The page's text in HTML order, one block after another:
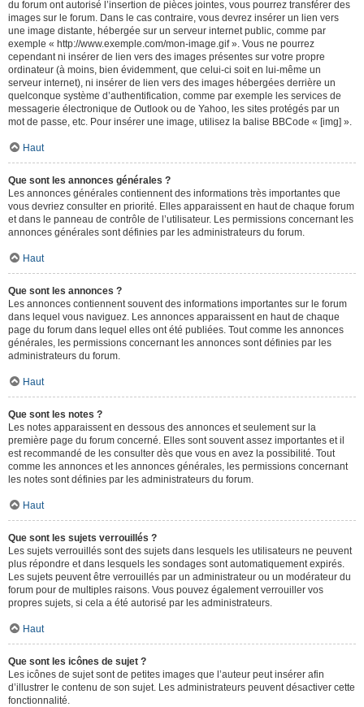
du forum ont autorisé l’insertion de pièces jointes, vous pourrez transférer des
images sur le forum. Dans le cas contraire, vous devrez insérer un lien vers
une image distante, hébergée sur un serveur internet public, comme par
exemple « http://www.exemple.com/mon-image.gif ». Vous ne pourrez
cependant ni insérer de lien vers des images présentes sur votre propre
ordinateur (à moins, bien évidemment, que celui-ci soit en lui-même un
serveur internet), ni insérer de lien vers des images hébergées derrière un
quelconque système d’authentification, comme par exemple les services de
messagerie électronique de Outlook ou de Yahoo, les sites protégés par un
mot de passe, etc. Pour insérer une image, utilisez la balise BBCode « [img] ».
Haut
Que sont les annonces générales ?
Les annonces générales contiennent des informations très importantes que
vous devriez consulter en priorité. Elles apparaissent en haut de chaque forum
et dans le panneau de contrôle de l’utilisateur. Les permissions concernant les
annonces générales sont définies par les administrateurs du forum.
Haut
Que sont les annonces ?
Les annonces contiennent souvent des informations importantes sur le forum
dans lequel vous naviguez. Les annonces apparaissent en haut de chaque
page du forum dans lequel elles ont été publiées. Tout comme les annonces
générales, les permissions concernant les annonces sont définies par les
administrateurs du forum.
Haut
Que sont les notes ?
Les notes apparaissent en dessous des annonces et seulement sur la
première page du forum concerné. Elles sont souvent assez importantes et il
est recommandé de les consulter dès que vous en avez la possibilité. Tout
comme les annonces et les annonces générales, les permissions concernant
les notes sont définies par les administrateurs du forum.
Haut
Que sont les sujets verrouillés ?
Les sujets verrouillés sont des sujets dans lesquels les utilisateurs ne peuvent
plus répondre et dans lesquels les sondages sont automatiquement expirés.
Les sujets peuvent être verrouillés par un administrateur ou un modérateur du
forum pour de multiples raisons. Vous pouvez également verrouiller vos
propres sujets, si cela a été autorisé par les administrateurs.
Haut
Que sont les icônes de sujet ?
Les icônes de sujet sont de petites images que l’auteur peut insérer afin
d’illustrer le contenu de son sujet. Les administrateurs peuvent désactiver cette
fonctionnalité.